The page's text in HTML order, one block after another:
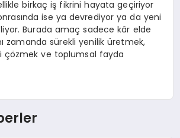
birkaç iş fikrini hayata geçiriyor
ise ya devrediyor ya da yeni
Burada amaç sadece kâr elde
zamanda sürekli yenilik üretmek,
çözmek ve toplumsal fayda